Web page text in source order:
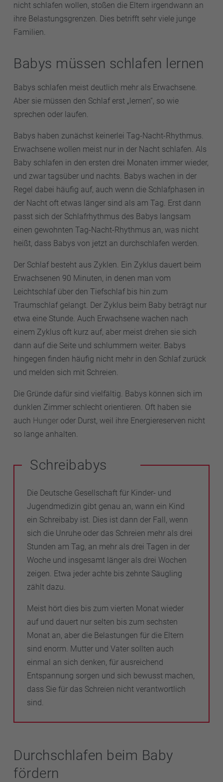
nicht schlafen wollen, stoßen die Eltern irgendwann an
ihre Belastungsgrenzen. Dies betrifft sehr viele junge
Familien.
Babys müssen schlafen lernen
Babys schlafen meist deutlich mehr als Erwachsene.
Aber sie müssen den Schlaf erst „lernen“, so wie
sprechen oder laufen.
Babys haben zunächst keinerlei Tag-Nacht-Rhythmus.
Erwachsene wollen meist nur in der Nacht schlafen. Als
Baby schlafen in den ersten drei Monaten immer wieder,
und zwar tagsüber und nachts. Babys wachen in der
Regel dabei häufig auf, auch wenn die Schlafphasen in
der Nacht oft etwas länger sind als am Tag. Erst dann
passt sich der Schlafrhythmus des Babys langsam
einen gewohnten Tag-Nacht-Rhythmus an, was nicht
heißt, dass Babys von jetzt an durchschlafen werden.
Der Schlaf besteht aus Zyklen. Ein Zyklus dauert beim
Erwachsenen 90 Minuten, in denen man vom
Leichtschlaf über den Tiefschlaf bis hin zum
Traumschlaf gelangt. Der Zyklus beim Baby beträgt nur
etwa eine Stunde. Auch Erwachsene wachen nach
einem Zyklus oft kurz auf, aber meist drehen sie sich
dann auf die Seite und schlummern weiter. Babys
hingegen finden häufig nicht mehr in den Schlaf zurück
und melden sich mit Schreien.
Die Gründe dafür sind vielfältig. Babys können sich im
dunklen Zimmer schlecht orientieren. Oft haben sie
auch Hunger oder Durst, weil ihre Energiereserven nicht
so lange anhalten.
Schreibabys
Die Deutsche Gesellschaft für Kinder- und
Jugendmedizin gibt genau an, wann ein Kind
ein Schreibaby ist. Dies ist dann der Fall, wenn
sich die Unruhe oder das Schreien mehr als drei
Stunden am Tag, an mehr als drei Tagen in der
Woche und insgesamt länger als drei Wochen
zeigen. Etwa jeder achte bis zehnte Säugling
zählt dazu.
Meist hört dies bis zum vierten Monat wieder
auf und dauert nur selten bis zum sechsten
Monat an, aber die Belastungen für die Eltern
sind enorm. Mutter und Vater sollten auch
einmal an sich denken, für ausreichend
Entspannung sorgen und sich bewusst machen,
dass Sie für das Schreien nicht verantwortlich
sind.
Durchschlafen beim Baby
fördern